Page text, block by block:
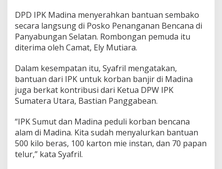
DPD IPK Madina menyerahkan bantuan sembako
secara langsung di Posko Penanganan Bencana di
Panyabungan Selatan. Rombongan pemuda itu
diterima oleh Camat, Ely Mutiara.
Dalam kesempatan itu, Syafril mengatakan,
bantuan dari IPK untuk korban banjir di Madina
juga berkat kontribusi dari Ketua DPW IPK
Sumatera Utara, Bastian Panggabean.
“IPK Sumut dan Madina peduli korban bencana
alam di Madina. Kita sudah menyalurkan bantuan
500 kilo beras, 100 karton mie instan, dan 70 papan
telur,” kata Syafril.